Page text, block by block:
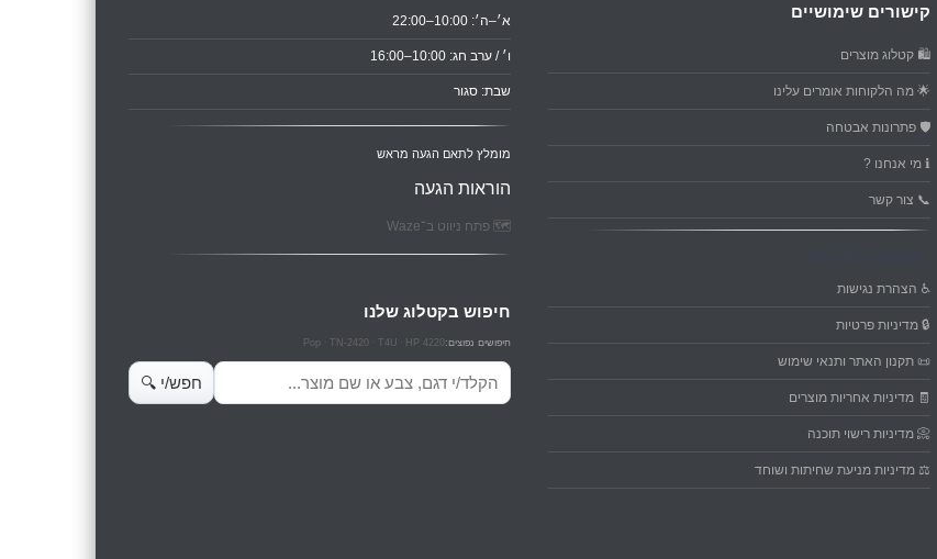
קישורים שימושיים
🛍️ קטלוג מוצרים
🌟 מה הלקוחות אומרים עלינו
🛡️ פתרונות אבטחה
ℹ️ מי אנחנו ?
📞 צור קשר
♿ הצהרת נגישות
🔒 מדיניות פרטיות
📜 תקנון האתר ותנאי שימוש
🧾 מדיניות אחריות מוצרים
📀 מדיניות רישוי תוכנה
⚖️ מדיניות מניעת שחיתות ושוחד
א׳–ה׳: 10:00–22:00
ו׳ / ערב חג: 10:00–16:00
שבת: סגור
מומלץ לתאם הגעה מראש
הוראות הגעה
🗺️ פתח ניווט ב־Waze
חיפוש בקטלוג שלנו
חיפושים נפוצים:HP 4220
T4U
TN-2420
Pop
חיפוש מוצרים
חפש/י 🔍